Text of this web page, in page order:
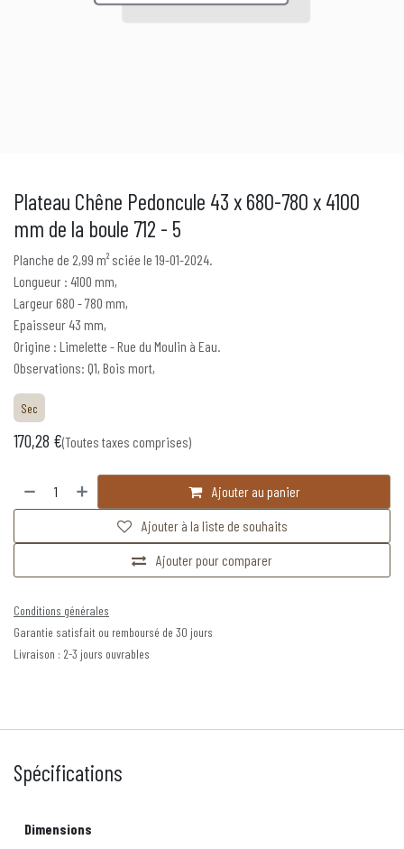
Plateau Chêne Pedoncule 43 x 680-780 x 4100
mm de la boule 712 - 5
Planche de 2,99 m² sciée le 19-01-2024.
Longueur : 4100 mm,
Largeur 680 - 780 mm,
Epaisseur 43 mm,
Origine : Limelette - Rue du Moulin à Eau.
Observations: Q1, Bois mort,
Sec
170,28 €(Toutes taxes comprises)
Ajouter au panier
Ajouter pour comparer
Ajouter à la liste de souhaits
Conditions générales
Garantie satisfait ou remboursé de 30 jours
Livraison : 2-3 jours ouvrables
Spécifications
Dimensions